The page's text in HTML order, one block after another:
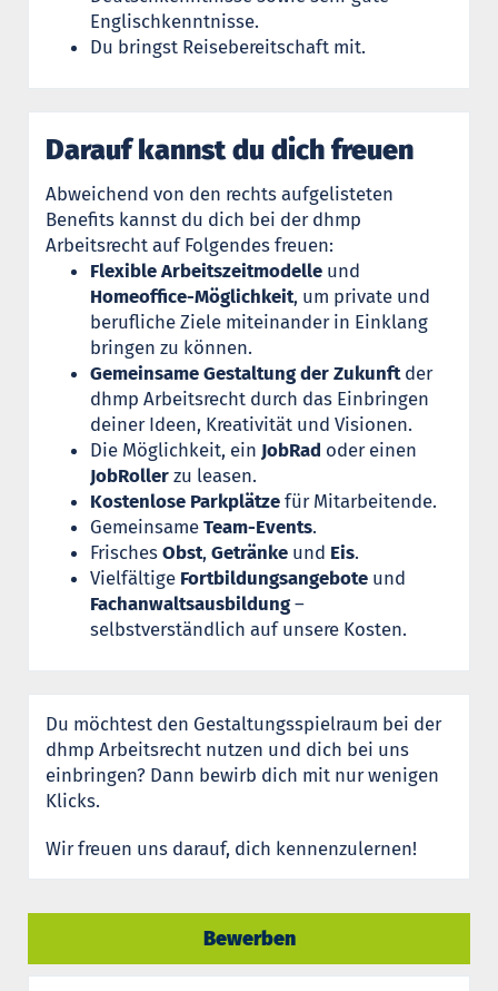
Englischkenntnisse.
Du bringst Reisebereitschaft mit.
Darauf kannst du dich freuen
Abweichend von den rechts aufgelisteten
Benefits kannst du dich bei der dhmp
Arbeitsrecht auf Folgendes freuen:
Flexible Arbeitszeitmodelle und
Homeoffice-Möglichkeit, um private und
berufliche Ziele miteinander in Einklang
bringen zu können.
Gemeinsame Gestaltung der Zukunftder
dhmp Arbeitsrecht durch das Einbringen
deiner Ideen, Kreativität und Visionen.
Die Möglichkeit, ein JobRad oder einen
JobRoller zu leasen.
Kostenlose Parkplätze für Mitarbeitende.
Gemeinsame Team-Events.
Frisches Obst, Getränke und Eis.
Vielfältige Fortbildungsangebote und
Fachanwaltsausbildung–
selbstverständlich auf unsere Kosten.
Du möchtest den Gestaltungsspielraum bei der
dhmp Arbeitsrecht nutzen und dich bei uns
einbringen? Dann bewirb dich mit nur wenigen
Klicks.
Wir freuen uns darauf, dich kennenzulernen!
Bewerben